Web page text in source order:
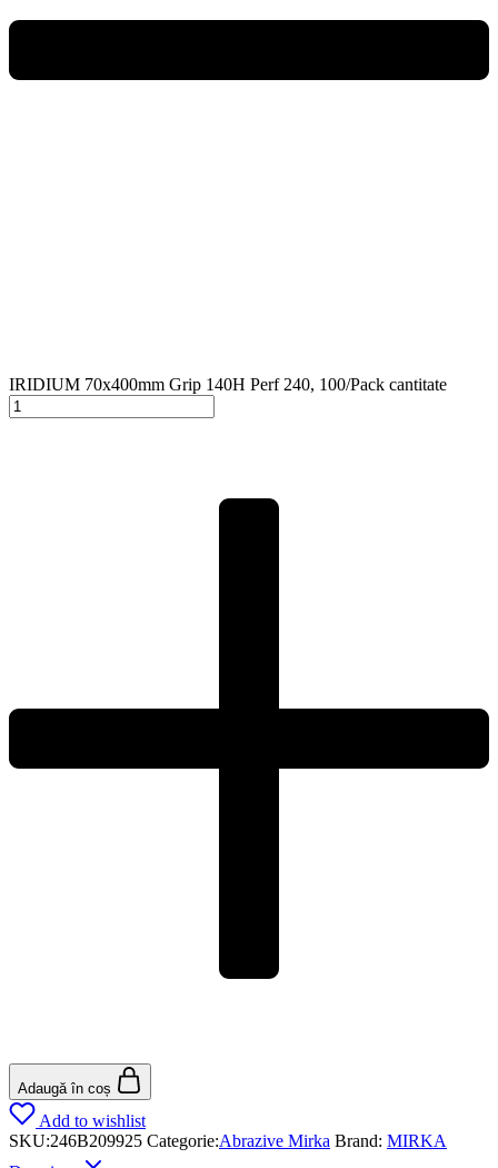
IRIDIUM 70x400mm Grip 140H Perf 240, 100/Pack cantitate
Adaugă în coș
Add to wishlist
SKU:246B209925 Categorie:Abrazive Mirka Brand: MIRKA